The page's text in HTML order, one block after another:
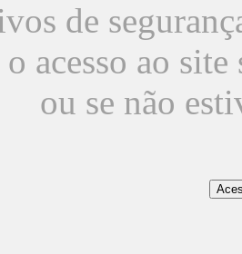
de
o acesso ao
ou se não